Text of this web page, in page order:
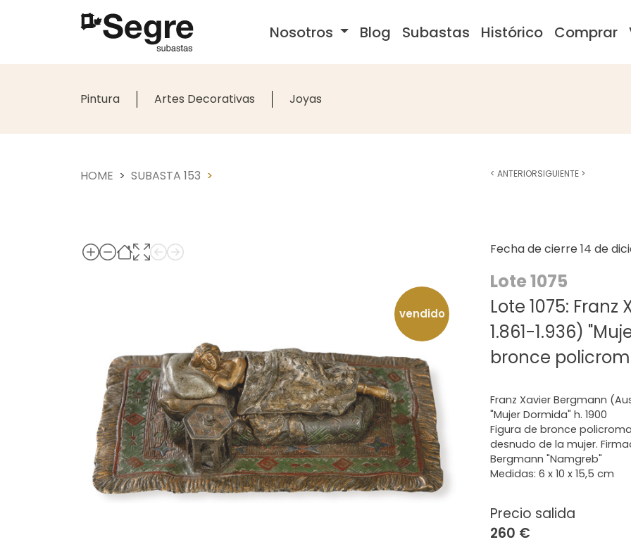
Nosotros Blog Subastas Histórico Comprar
Pintura Artes Decorativas Joyas
HOME SUBASTA 153
Fecha de cierre 14 de
Lote 1075
Lote 1075:
1.861-1.936)
bronce
vendido
Precio salida
260 €
Franz Xavier Bergmann
"Mujer Dormida" h. 1900
Figura de bronce
desnudo de la mujer.
Bergmann "Namgreb"
Medidas: 6 x 10 x 15,5 cm
< ANTERIORSIGUIENTE >